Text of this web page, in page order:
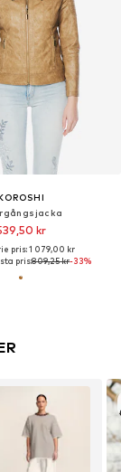
kr
pris: 1 079,00 kr
pris:809,25 kr-33%